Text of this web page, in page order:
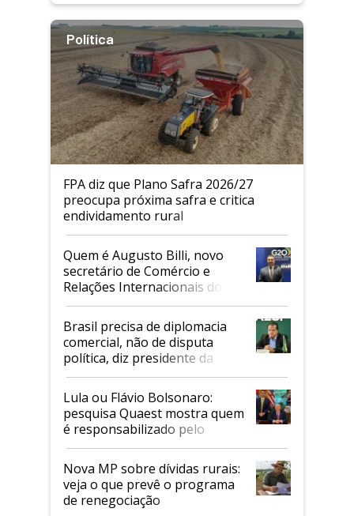
Política
FPA diz que Plano Safra 2026/27
preocupa próxima safra e critica
endividamento rural
Quem é Augusto Billi, novo
secretário de Comércio e
Relações Internacionais do
Mapa
Brasil precisa de diplomacia
comercial, não de disputa
política, diz presidente da
Faesp
Lula ou Flávio Bolsonaro:
pesquisa Quaest mostra quem
é responsabilizado pelo
tarifaço dos EUA
Nova MP sobre dívidas rurais:
veja o que prevê o programa
de renegociação